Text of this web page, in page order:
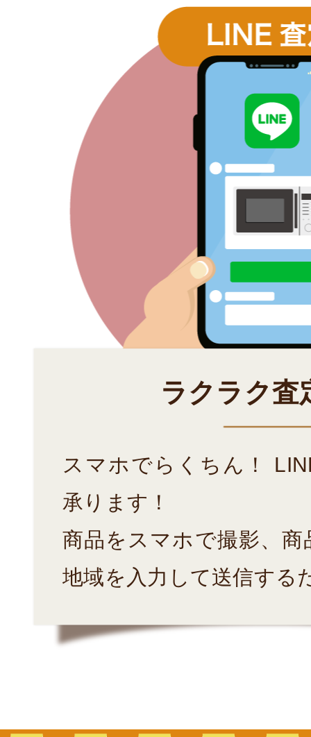
ラクラク査
スマホでらくちん！
承ります！
商品をスマホで撮影、
地域を入力して送信する